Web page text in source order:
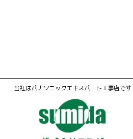
当社はパナソニックエキスパート工事店です